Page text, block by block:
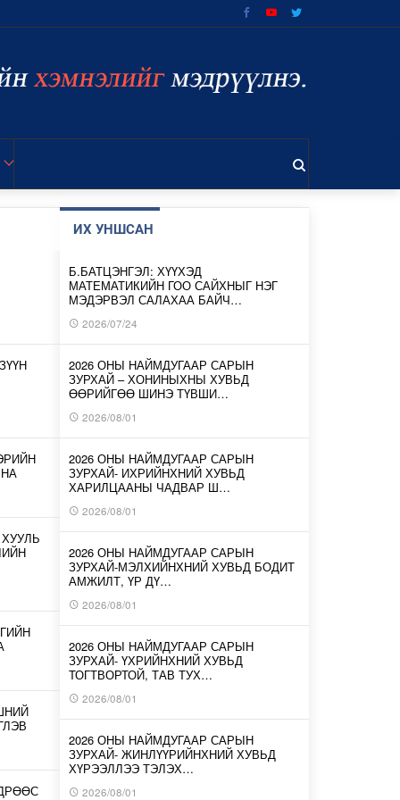
ИХ УНШСАН
Б.БАТЦЭНГЭЛ: ХҮҮХЭД
МАТЕМАТИКИЙН ГОО САЙХНЫГ НЭГ
МЭДЭРВЭЛ САЛАХАА БАЙЧ…
2026/07/24
2026 ОНЫ НАЙМДУГААР САРЫН
ЗУРХАЙ – ХОНИНЫХНЫ ХУВЬД
ӨӨРИЙГӨӨ ШИНЭ ТҮВШИ…
2026/08/01
2026 ОНЫ НАЙМДУГААР САРЫН
ЗУРХАЙ- ИХРИЙНХНИЙ ХУВЬД
ХАРИЛЦААНЫ ЧАДВАР Ш…
2026/08/01
2026 ОНЫ НАЙМДУГААР САРЫН
ЗУРХАЙ-МЭЛХИЙНХНИЙ ХУВЬД БОДИТ
АМЖИЛТ, ҮР ДҮ…
2026/08/01
2026 ОНЫ НАЙМДУГААР САРЫН
ЗУРХАЙ- ҮХРИЙНХНИЙ ХУВЬД
ТОГТВОРТОЙ, ТАВ ТУХ…
2026/08/01
2026 ОНЫ НАЙМДУГААР САРЫН
ЗУРХАЙ- ЖИНЛҮҮРИЙНХНИЙ ХУВЬД
ХҮРЭЭЛЛЭЭ ТЭЛЭХ…
2026/08/01